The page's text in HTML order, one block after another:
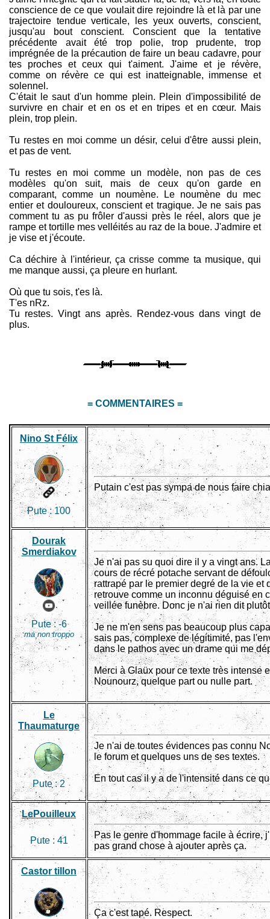
conscience de ce que voulait dire rejoindre là et là par une
trajectoire tendue verticale, les yeux ouverts, conscient,
jusqu'au bout conscient. Conscient que la tentative
précédente avait été trop polie, trop prudente, trop
imprégnée de la précaution de faire un beau cadavre, pour
tes proches et ceux qui t'aiment. J'aime et je révère,
comme on révère ce qui est inatteignable, immense et
solennel.
C'était le saut d'un homme plein. Plein d'impossibilité de
survivre en chair et en os et en tripes et en cœur. Mais
plein, trop plein.
Tu restes en moi comme un désir, celui d'être aussi plein,
et pas de vent.
Tu restes en moi comme un modèle, non pas de ces
modèles qu'on suit, mais de ceux qu'on garde en
comparant, comme un noumène. Le noumène du mec
entier et douloureux, conscient et tragique. Je ne sais pas
comment tu as pu frôler d'aussi près le réel, alors que je
rampe et tortille mes velléités au raz de la boue. J'admire et
je vise et j'écoute.
Ca déchire à l'intérieur, ça crisse comme ta musique, qui
me manque aussi, ça pleure en hurlant.
Où que tu sois, t'es là.
T'es nRz.
Tu restes. Vingt ans après. Rendez-vous dans vingt de
plus.
= COMMENTAIRES =
Nino St Félix
Pute :100
Putain c'est pas sympa de nous faire
Dourak
Smerdiakov
Pute :-6
ma non troppo
Je n'ai pas su quoi dire il y a vingt ans.
cours de récré potache servant de
rattrapé par le premier degré de la vie et
retrouve comme un inconnu déguisé en
veillée funèbre. Donc je n'ai rien dit
Je ne m'en sens pas beaucoup plus
sais pas, complexe de légitimité, pas
dans le pathos avec un drame qui me
Merci à Glaüx pour ce texte très intense
Nounourz, quelque part ou nulle part.
Le
Thaumaturge
Pute :2
Je n'ai de toutes évidences pas connu
le forum et quelques uns de ses textes.
En tout cas il y a de l'intensité dans ce
LePouilleux
Pute : 41
Pas le genre d'hommage facile à écrire,
pas grand chose à ajouter après ça.
Castor tillon
Ça c'est tapé. Respect.